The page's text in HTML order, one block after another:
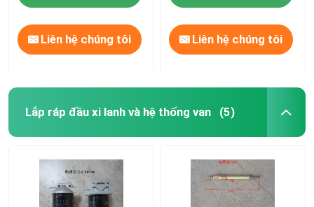
Liên hệ chúng tôi Liên hệ chúng tôi
Lắp ráp đầu xi lanh và hệ thống van (5)